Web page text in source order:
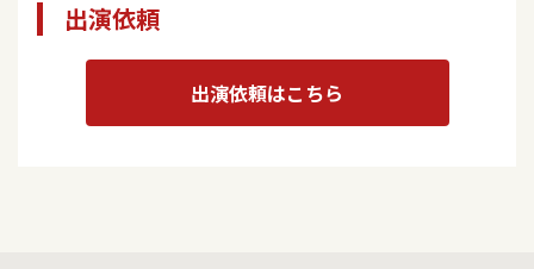
出演依頼
出演依頼はこちら